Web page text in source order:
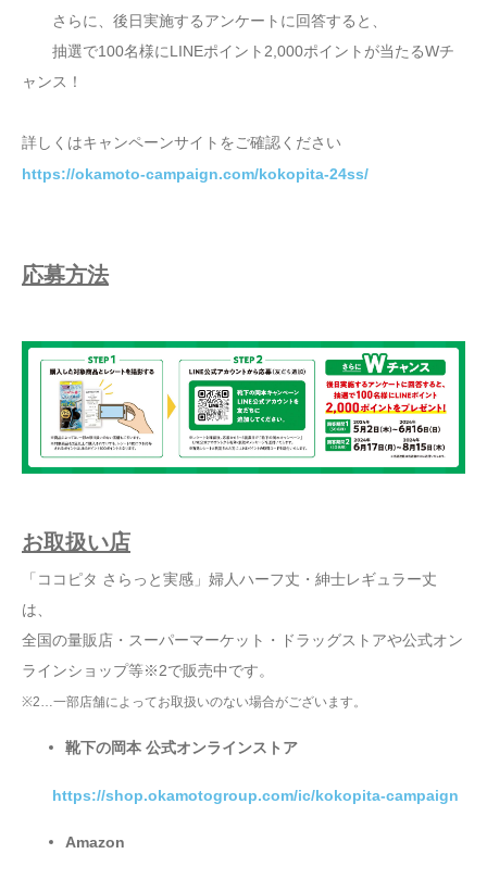
さらに、後日実施するアンケートに回答すると、
抽選で100名様にLINEポイント2,000ポイントが当たるWチ
ャンス！
詳しくはキャンペーンサイトをご確認ください
https://okamoto-campaign.com/kokopita-24ss/
応募方法
お取扱い店
「ココピタ さらっと実感」婦人ハーフ丈・紳士レギュラー丈
は、
全国の量販店・スーパーマーケット・ドラッグストアや公式オン
ラインショップ等※2で販売中です。
※2…一部店舗によってお取扱いのない場合がございます。
靴下の岡本 公式オンラインストア
https://shop.okamotogroup.com/ic/kokopita-campaign
Amazon